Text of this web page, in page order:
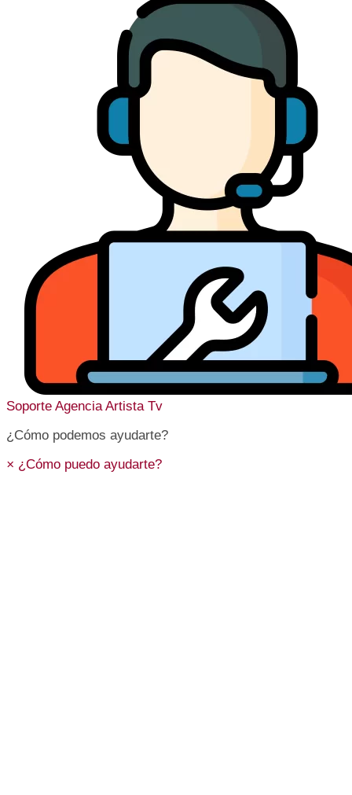
Soporte Agencia Artista Tv
¿Cómo podemos ayudarte?
× ¿Cómo puedo ayudarte?